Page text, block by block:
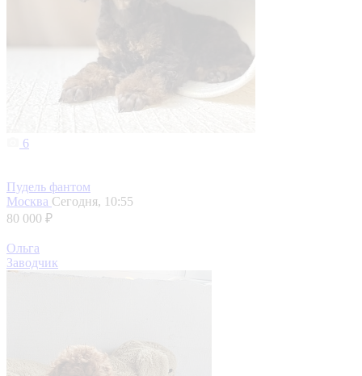
6
Пудель фантом
Москва Сегодня, 10:55
80 000 ₽
Ольга
Заводчик